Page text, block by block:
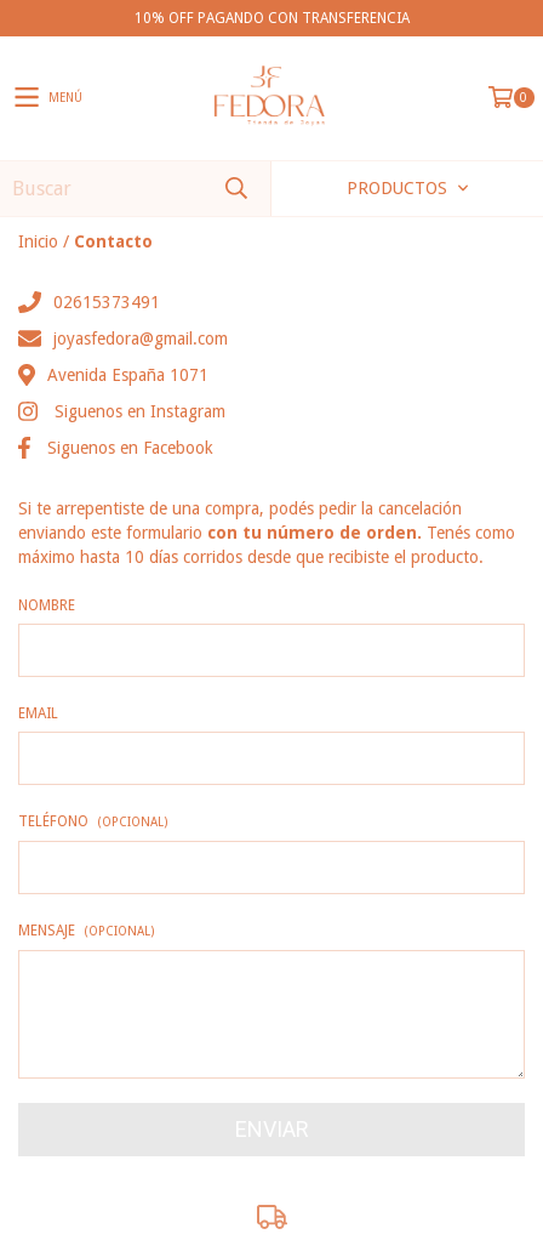
10% OFF PAGANDO CON TRANSFERENCIA
MENÚ 0
PRODUCTOS
Inicio / Contacto
02615373491
joyasfedora@gmail.com
Avenida España 1071
Siguenos en Instagram
Siguenos en Facebook
Si te arrepentiste de una compra, podés pedir la cancelación
enviando este formulario con tu número de orden. Tenés como
máximo hasta 10 días corridos desde que recibiste el producto.
NOMBRE
EMAIL
TELÉFONO (OPCIONAL)
MENSAJE (OPCIONAL)